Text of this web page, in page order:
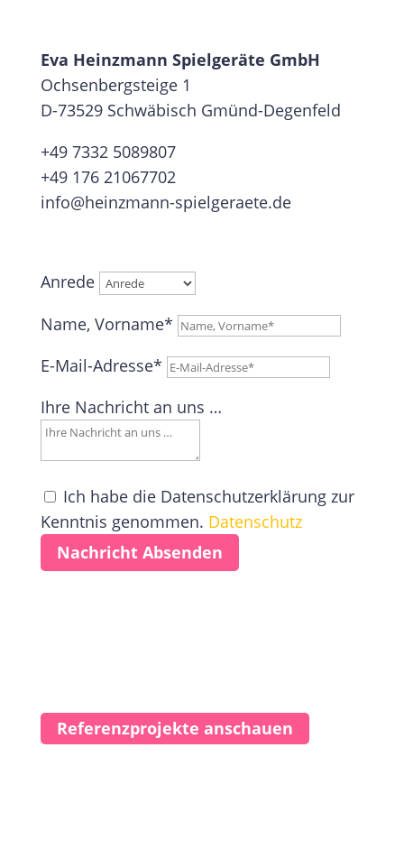
Eva Heinzmann Spielgeräte GmbH
Ochsenbergsteige 1
D-73529 Schwäbisch Gmünd-Degenfeld
+49 7332 5089807
+49 176 21067702
info@heinzmann-spielgeraete.de
Anrede
Name, Vorname*
E-Mail-Adresse*
Ihre Nachricht an uns …
Ich habe die Datenschutzerklärung zur
Kenntnis genommen. Datenschutz
Nachricht Absenden
Referenzprojekte anschauen